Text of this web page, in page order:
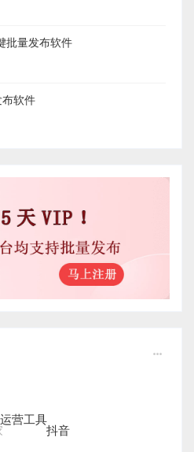
批量发布软件
软件
营工具
抖音